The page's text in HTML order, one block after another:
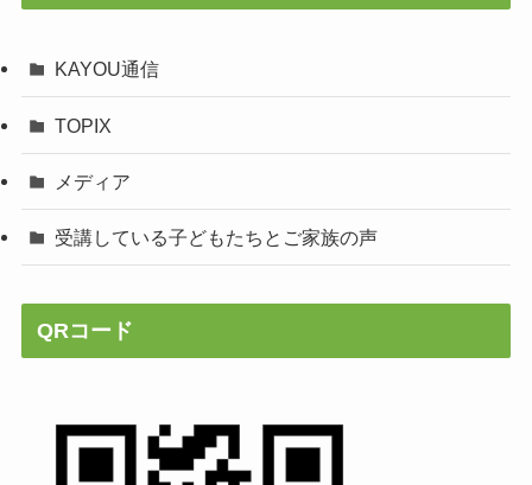
KAYOU通信
TOPIX
メディア
受講している子どもたちとご家族の声
QRコード